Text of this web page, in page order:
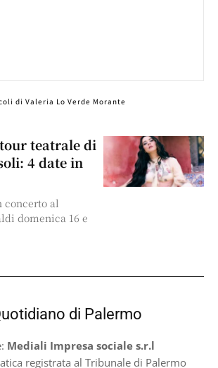
teatrale di
4 date in
concerto al
domenica 16 e
di Valeria Lo Verde Morante
di Palermo
Mediali Impresa sociale s.r.l
registrata al Tribunale di Palermo